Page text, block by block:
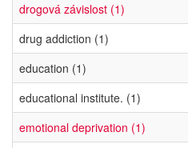
drogová závislost (1)
drug addiction (1)
education (1)
educational institute. (1)
emotional deprivation (1)